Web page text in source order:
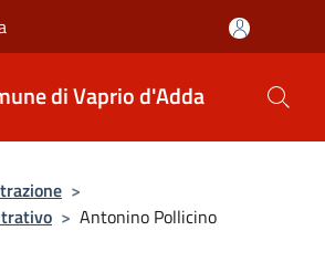
di Vaprio d'Adda
>
> Antonino Pollicino